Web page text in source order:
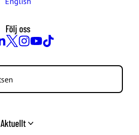
Följ oss
Aktuellt